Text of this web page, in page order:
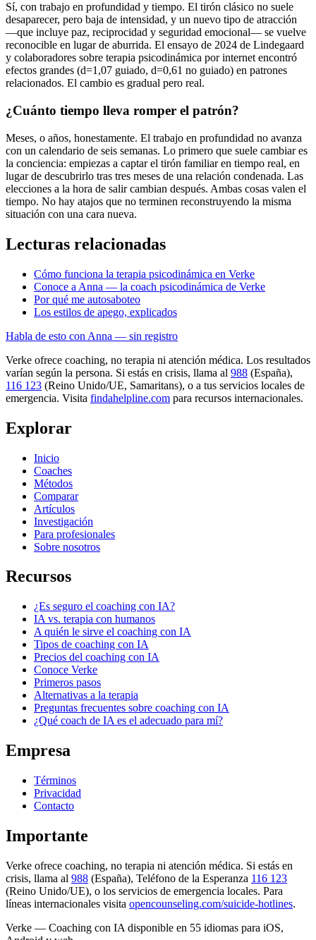
Sí, con trabajo en profundidad y tiempo. El tirón clásico no suele
desaparecer, pero baja de intensidad, y un nuevo tipo de atracción
—que incluye paz, reciprocidad y seguridad emocional— se vuelve
reconocible en lugar de aburrida. El ensayo de 2024 de Lindegaard
y colaboradores sobre terapia psicodinámica por internet encontró
efectos grandes (d=1,07 guiado, d=0,61 no guiado) en patrones
relacionados. El cambio es gradual pero real.
¿Cuánto tiempo lleva romper el patrón?
Meses, o años, honestamente. El trabajo en profundidad no avanza
con un calendario de seis semanas. Lo primero que suele cambiar es
la conciencia: empiezas a captar el tirón familiar en tiempo real, en
lugar de descubrirlo tras tres meses de una relación condenada. Las
elecciones a la hora de salir cambian después. Ambas cosas valen el
tiempo. No hay atajos que no terminen reconstruyendo la misma
situación con una cara nueva.
Lecturas relacionadas
Cómo funciona la terapia psicodinámica en Verke
Conoce a Anna — la coach psicodinámica de Verke
Por qué me autosaboteo
Los estilos de apego, explicados
Habla de esto con Anna — sin registro
Verke ofrece coaching, no terapia ni atención médica. Los resultados
varían según la persona. Si estás en crisis, llama al 988 (España),
116 123 (Reino Unido/UE, Samaritans), o a tus servicios locales de
emergencia. Visita findahelpline.com para recursos internacionales.
Explorar
Inicio
Coaches
Métodos
Comparar
Artículos
Investigación
Para profesionales
Sobre nosotros
Recursos
¿Es seguro el coaching con IA?
IA vs. terapia con humanos
A quién le sirve el coaching con IA
Tipos de coaching con IA
Precios del coaching con IA
Conoce Verke
Primeros pasos
Alternativas a la terapia
Preguntas frecuentes sobre coaching con IA
¿Qué coach de IA es el adecuado para mí?
Empresa
Términos
Privacidad
Contacto
Importante
Verke ofrece coaching, no terapia ni atención médica. Si estás en
crisis, llama al 988 (España), Teléfono de la Esperanza 116 123
(Reino Unido/UE), o los servicios de emergencia locales. Para
líneas internacionales visita opencounseling.com/suicide-hotlines.
Verke — Coaching con IA disponible en 55 idiomas para iOS,